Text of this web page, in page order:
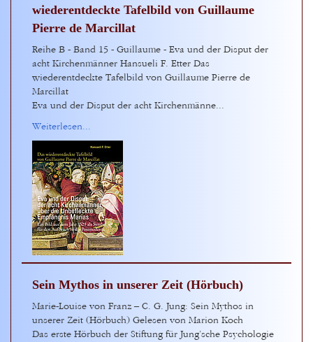
wiederentdeckte Tafelbild von Guillaume
Pierre de Marcillat
Reihe B - Band 15 - Guillaume - Eva und der Disput der
acht Kirchenmänner Hansueli F. Etter Das
wiederentdeckte Tafelbild von Guillaume Pierre de
Marcillat
Eva und der Disput der acht Kirchenmänne...
Weiterlesen...
Sein Mythos in unserer Zeit (Hörbuch)
Marie-Louise von Franz – C. G. Jung: Sein Mythos in
unserer Zeit (Hörbuch) Gelesen von Marion Koch
Das erste Hörbuch der Stiftung für Jung’sche Psychologie